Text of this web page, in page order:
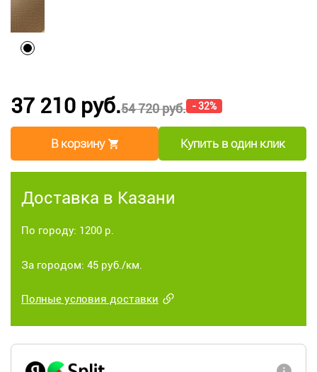
54 720 руб. - 32%
37 210 руб.
В корзину Купить в один клик
Доставка в Казани
По городу: 1200 р.
За городом: 45 руб./км.
Полные условия доставки